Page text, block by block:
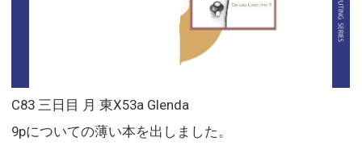
C83 三日目 月 東X53a Glenda
9pについての薄い本を出しました。